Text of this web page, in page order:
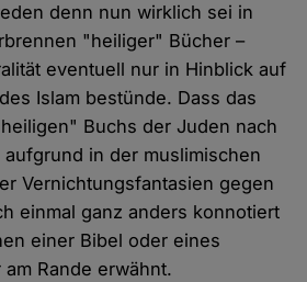
denn nun wirklich sei in
"heiliger" Bücher –
eventuell nur in Hinblick auf
Islam bestünde. Dass das
Buchs der Juden nach
in der muslimischen
Vernichtungsfantasien gegen
einmal ganz anders konnotiert
einer Bibel oder eines
Rande erwähnt.